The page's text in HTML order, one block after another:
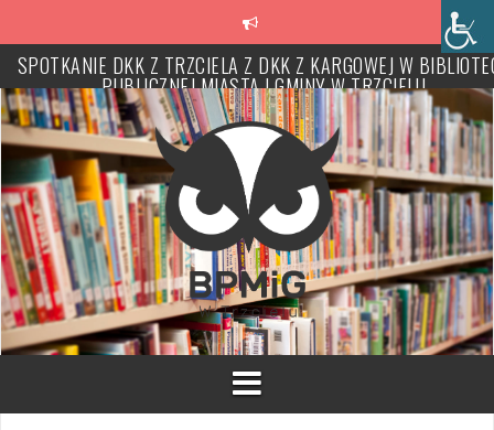
treściSPOTKANIE DKK Z TRZCIELA Z DKK Z KARGOWEJ W
PUBLICZNEJ MIASTA I GMINY W TRZCIELU
CZASOWE ZAMKNIĘCIE PLACÓWKI NA CZAS
KSIĘGOZBIORU
Biblioteka ponownie dostępna dla czytelników